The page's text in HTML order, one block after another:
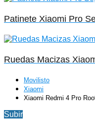
Patinete Xiaomi Pro
Ruedas Macizas
Movilisto
Xiaomi
Xiaomi Redmi 4 Pro
Subir